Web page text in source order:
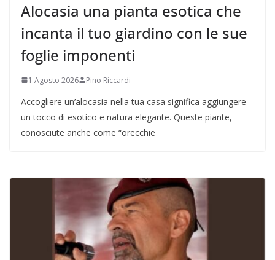
Alocasia una pianta esotica che
incanta il tuo giardino con le sue
foglie imponenti
1 Agosto 2026 Pino Riccardi
Accogliere un’alocasia nella tua casa significa aggiungere
un tocco di esotico e natura elegante. Queste piante,
conosciute anche come “orecchie